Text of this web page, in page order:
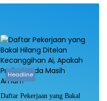
Headline
Daftar Pekerjaan yang Bakal